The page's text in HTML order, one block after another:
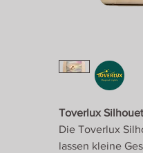
Toverlux
Die Toverlux
lassen kleine